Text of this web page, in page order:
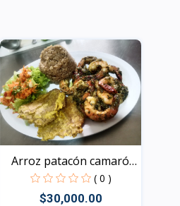
Arroz patacón camarón
( 0 )
$30,000.00